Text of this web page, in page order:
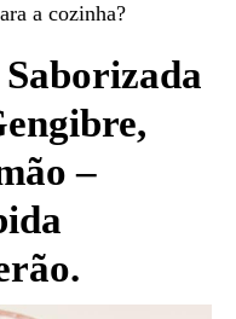
a cozinha?
–